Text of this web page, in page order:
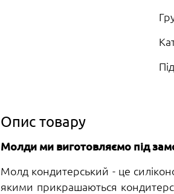
Опис товару
Молди ми виготовляємо під
Молд кондитерський - це
якими прикрашаються